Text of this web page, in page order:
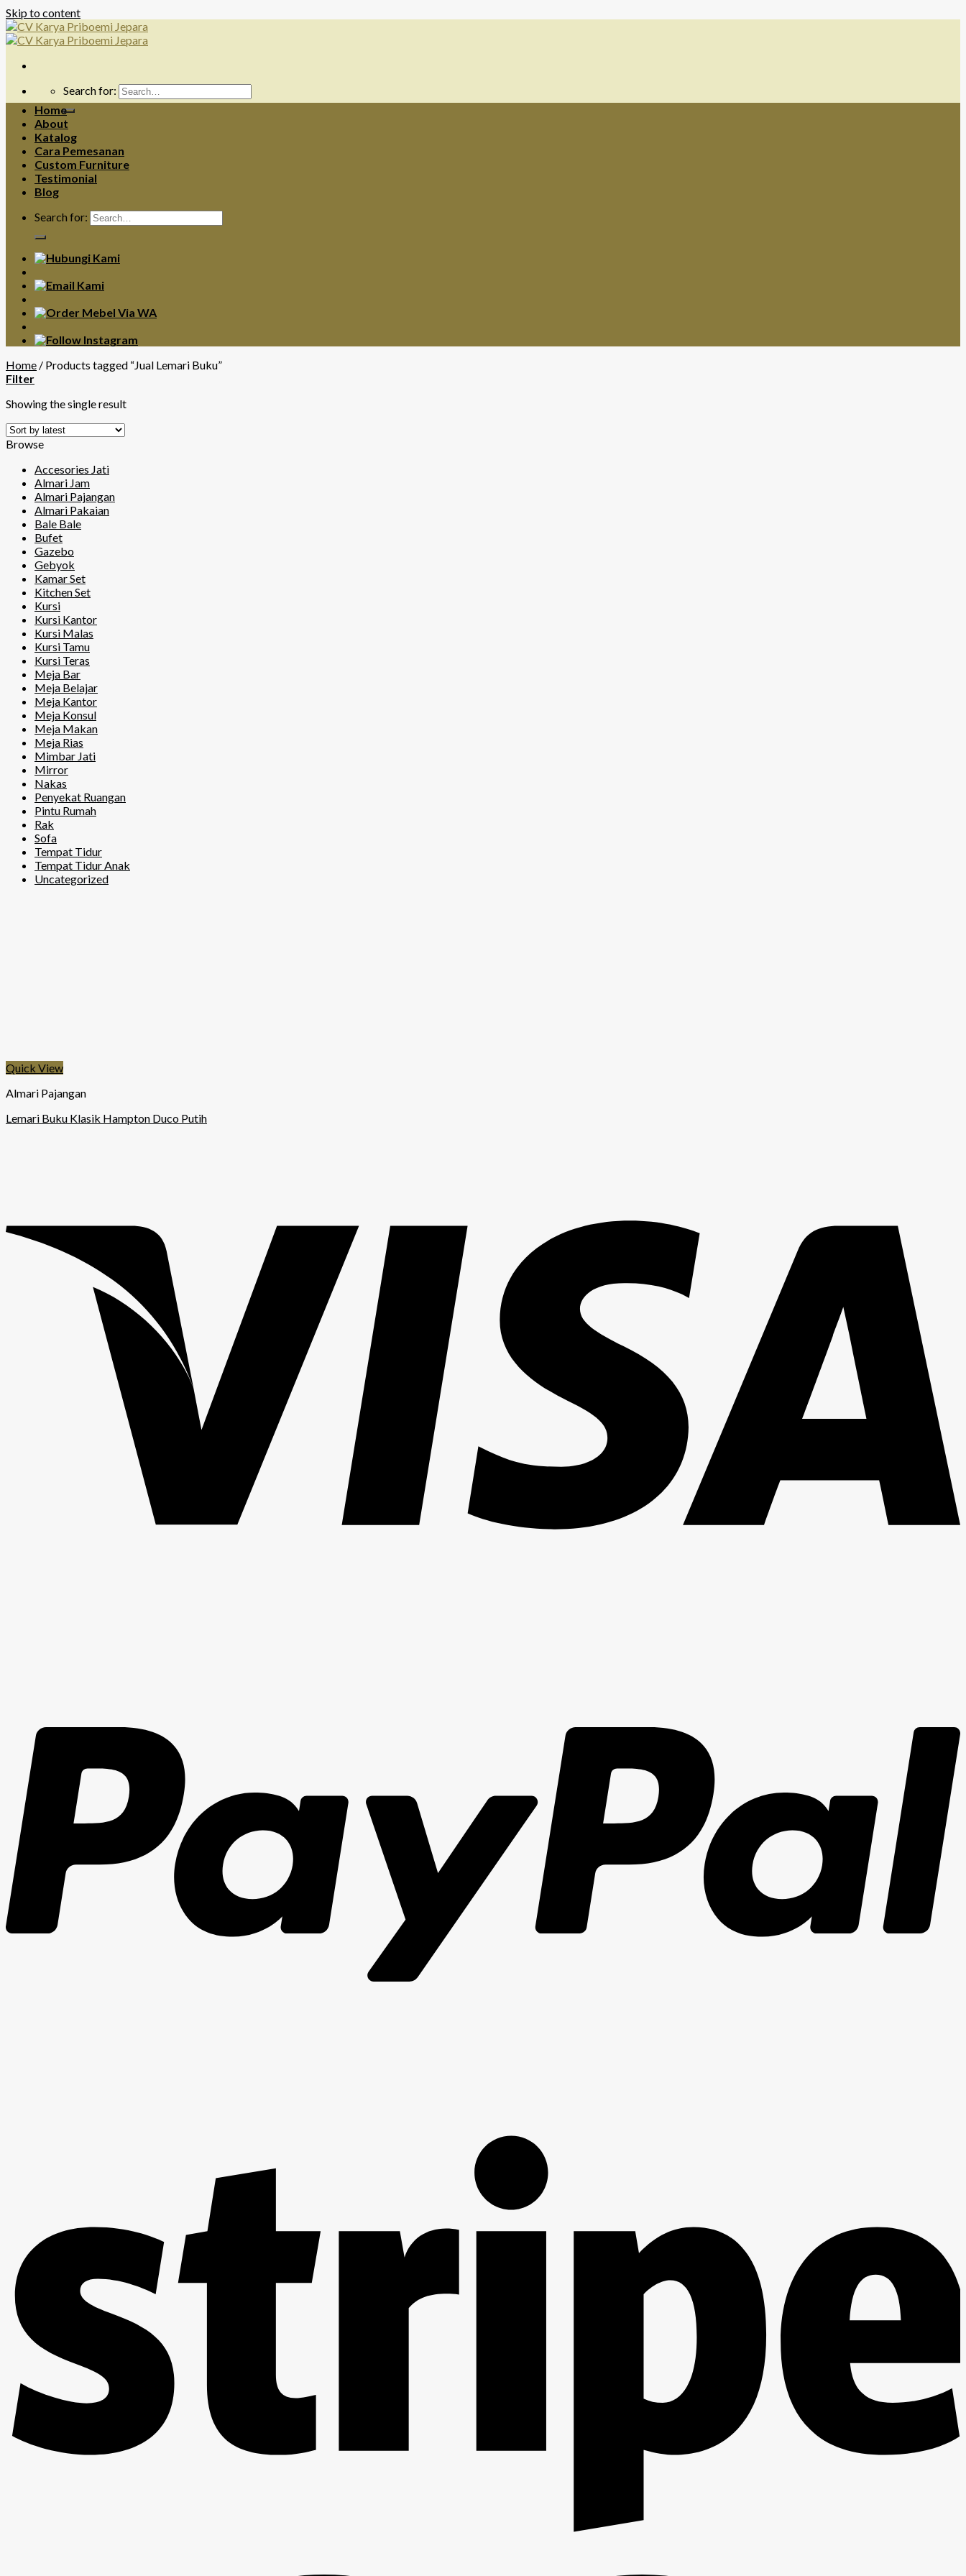
Skip to content
Search for:
Home
About
Katalog
Cara Pemesanan
Custom Furniture
Testimonial
Blog
Search for:
Home / Products tagged “Jual Lemari Buku”
Filter
Showing the single result
Browse
Accesories Jati
Almari Jam
Almari Pajangan
Almari Pakaian
Bale Bale
Bufet
Gazebo
Gebyok
Kamar Set
Kitchen Set
Kursi
Kursi Kantor
Kursi Malas
Kursi Tamu
Kursi Teras
Meja Bar
Meja Belajar
Meja Kantor
Meja Konsul
Meja Makan
Meja Rias
Mimbar Jati
Mirror
Nakas
Penyekat Ruangan
Pintu Rumah
Rak
Sofa
Tempat Tidur
Tempat Tidur Anak
Uncategorized
Quick View
Almari Pajangan
Lemari Buku Klasik Hampton Duco Putih